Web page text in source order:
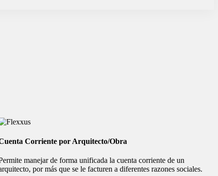
Corriente por Arquitecto/Obra
manejar de forma unificada la cuenta corriente de un
por más que se le facturen a diferentes razones sociales.